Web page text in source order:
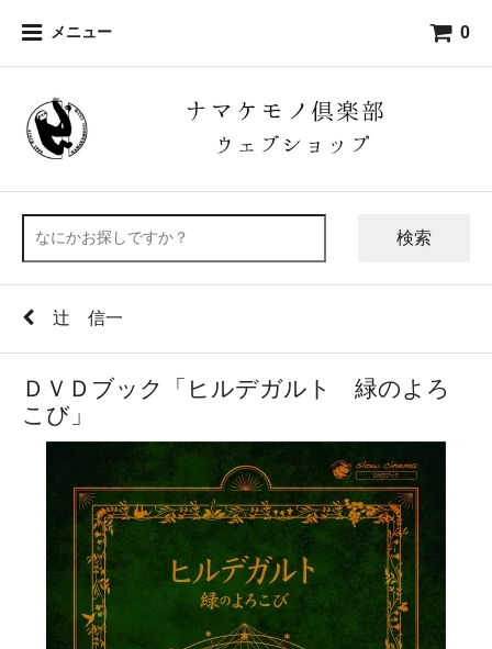
メニュー 0
検索
辻 信一
ＤＶＤブック「ヒルデガルト 緑のよろ
こび」